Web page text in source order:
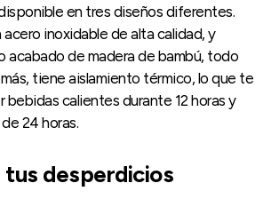
en tres diseños diferentes.
inoxidable de alta calidad, y
acabado de madera de bambú, todo
tiene aislamiento térmico, lo que te
bebidas calientes durante 12 horas y
24 horas.
tus desperdicios